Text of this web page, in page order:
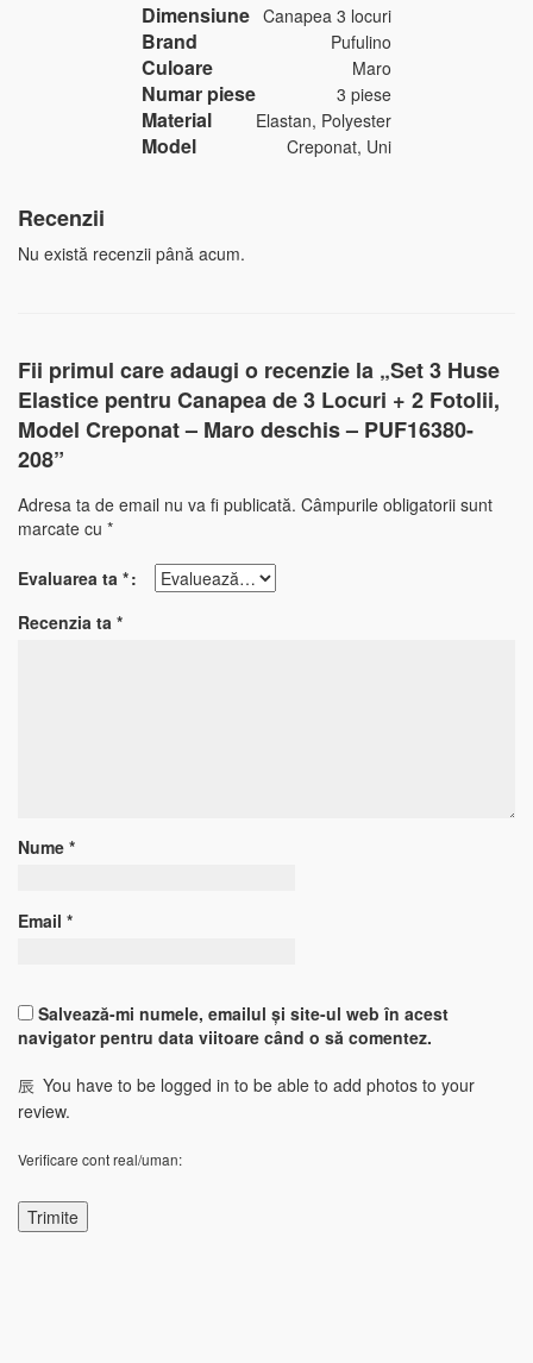
Dimensiune Canapea 3 locuri
Brand Pufulino
Culoare Maro
Numar piese 3 piese
Material Elastan, Polyester
Model Creponat, Uni
Recenzii
Nu există recenzii până acum.
Fii primul care adaugi o recenzie la „Set 3 Huse
Elastice pentru Canapea de 3 Locuri + 2 Fotolii,
Model Creponat – Maro deschis – PUF16380-
208”
Adresa ta de email nu va fi publicată. Câmpurile obligatorii sunt
marcate cu *
Evaluarea ta *
Recenzia ta *
Nume *
Email *
Salvează-mi numele, emailul și site-ul web în acest
navigator pentru data viitoare când o să comentez.
You have to be logged in to be able to add photos to your
review.
Verificare cont real/uman: